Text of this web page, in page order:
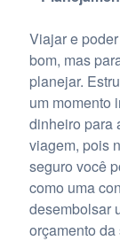
Viajar e
bom, mas
planejar.
um momento
dinheiro para
viagem, pois
seguro você
como uma
desembolsar
orçamento